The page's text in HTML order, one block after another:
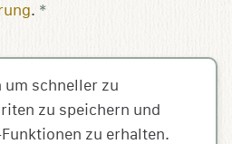
. *
um schneller zu
zu speichern und
zu erhalten.